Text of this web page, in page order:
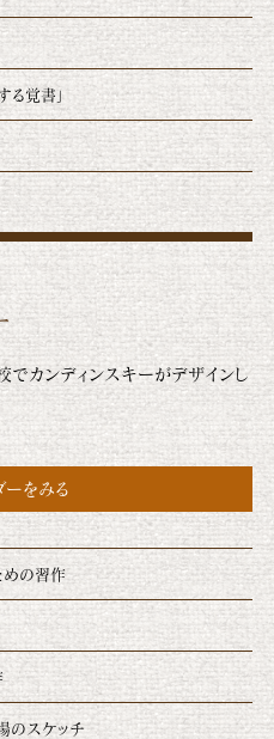
る覚書」
でカンディンスキーがデザインし
ーをみる
めの習作
のスケッチ